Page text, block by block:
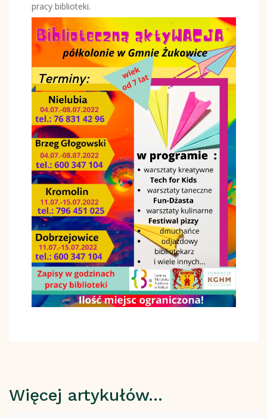
pracy biblioteki.
Więcej artykułów…